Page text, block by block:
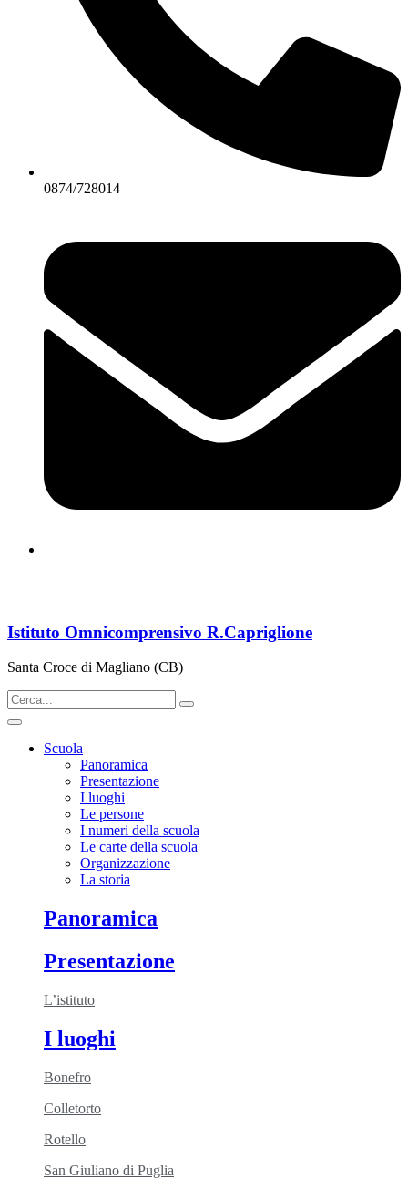
0874/728014
Istituto Omnicomprensivo R.Capriglione
Santa Croce di Magliano (CB)
Scuola
Panoramica
Presentazione
I luoghi
Le persone
I numeri della scuola
Le carte della scuola
Organizzazione
La storia
Panoramica
Presentazione
L’istituto
I luoghi
Bonefro
Colletorto
Rotello
San Giuliano di Puglia